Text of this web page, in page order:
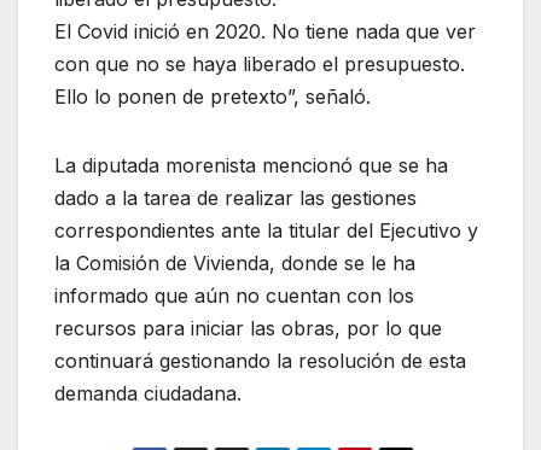
El Covid inició en 2020. No tiene nada que ver
con que no se haya liberado el presupuesto.
Ello lo ponen de pretexto”, señaló.
La diputada morenista mencionó que se ha
dado a la tarea de realizar las gestiones
correspondientes ante la titular del Ejecutivo y
la Comisión de Vivienda, donde se le ha
informado que aún no cuentan con los
recursos para iniciar las obras, por lo que
continuará gestionando la resolución de esta
demanda ciudadana.